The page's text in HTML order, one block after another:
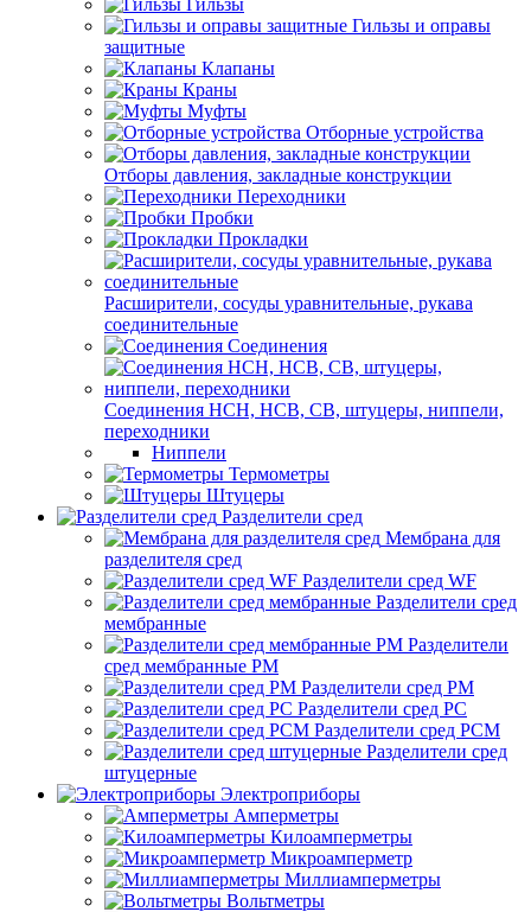
Гильзы
Гильзы и оправы
защитные
Клапаны
Краны
Муфты
Отборные устройства
Отборы давления, закладные конструкции
Переходники
Пробки
Прокладки
Расширители, сосуды уравнительные, рукава
соединительные
Соединения
Соединения НСН, НСВ, СВ, штуцеры, ниппели,
переходники
Ниппели
Термометры
Штуцеры
Разделители сред
Мембрана для
разделителя сред
Разделители сред WF
Разделители сред
мембранные
Разделители
сред мембранные РМ
Разделители сред РМ
Разделители сред РС
Разделители сред РСМ
Разделители сред
штуцерные
Электроприборы
Амперметры
Килоамперметры
Микроамперметр
Миллиамперметры
Вольтметры